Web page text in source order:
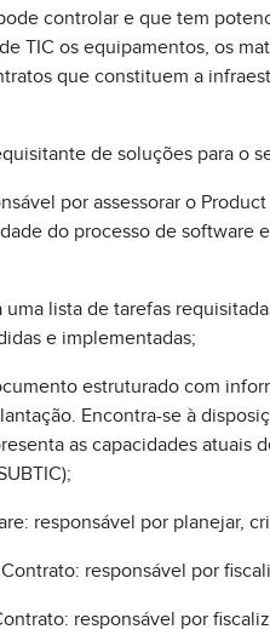
controlar e que tem
TIC os equipamentos, os
que constituem a
de soluções para o
por assessorar o
do processo de software
lista de tarefas
e implementadas;
estruturado com
Encontra-se à
as capacidades atuais
responsável por planejar,
responsável por
responsável por